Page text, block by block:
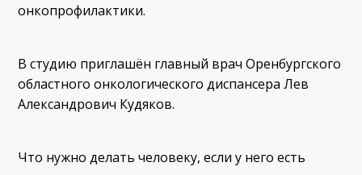
онкопрофилактики.
В студию приглашён главный врач Оренбургского
областного онкологического диспансера Лев
Александрович Кудяков.
Что нужно делать человеку, если у него есть